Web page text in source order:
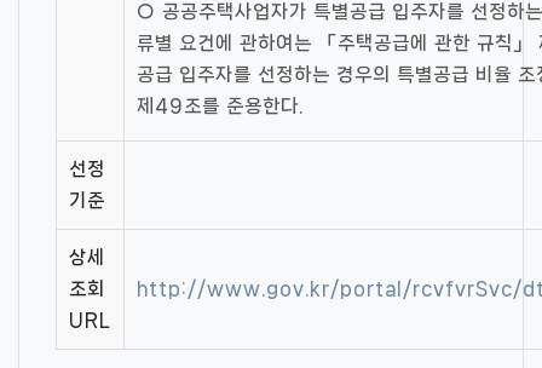
○ 공공주택사업자가 특별공급 입주자를 선정하
류별 요건에 관하여는 「주택공급에 관한 규칙
공급 입주자를 선정하는 경우의 특별공급 비율
제49조를 준용한다.
선정
기준
상세
조회
URL
http://www.gov.kr/portal/rcvfvrSvc/